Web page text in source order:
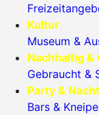
Kultur
Museum &
Nachhaltig &
Gebraucht &
Party &
Bars &